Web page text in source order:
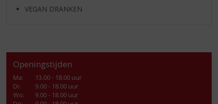
VEGAN DRANKEN
Openingstijden
Ma:
13.00 - 18.00 uur
Di:
9.00 - 18.00 uur
Wo:
9.00 - 18.00 uur